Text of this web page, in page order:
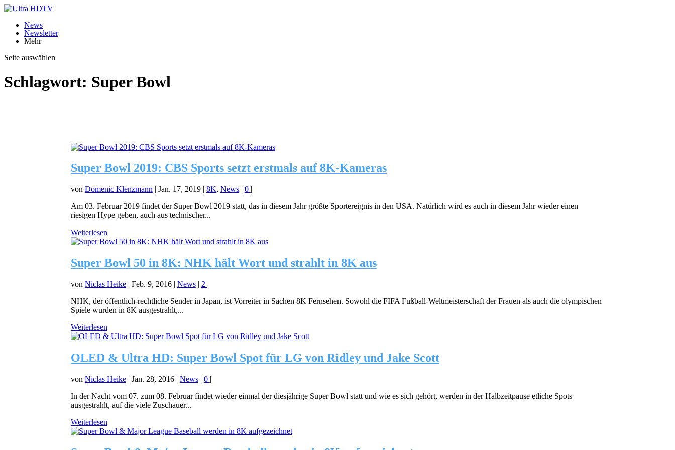
News
Newsletter
Mehr
Seite auswählen
Schlagwort: Super Bowl
Super Bowl 2019: CBS Sports setzt erstmals auf 8K-Kameras
von Domenic Klenzmann | Jan. 17, 2019| 8K, News| 0 |
Am 03. Februar 2019 findet der Super Bowl 2019 statt, das in diesem Jahr größte Sportereignis in den USA. Natürlich wird es auch in diesem Jahr wieder einen
riesigen Hype geben, auch aus technischer...
Weiterlesen
Super Bowl 50 in 8K: NHK hält Wort und strahlt in 8K aus
von Niclas Heike| Feb. 9, 2016| News| 2 |
NHK, der öffentlich-rechtliche Sender in Japan, ist Vorreiter in Sachen 8K Fernsehen. Sowohl die FIFA Fußball-Weltmeisterschaft der Frauen als auch die olympischen
Spiele wurden in 8K ausgestrahlt,...
Weiterlesen
OLED & Ultra HD: Super Bowl Spot für LG von Ridley und Jake Scott
von Niclas Heike| Jan. 28, 2016| News| 0 |
In der Nacht vom 07. zum 08. Februar findet wieder einmal der diesjährige Super Bowl statt und wie es sich gehört, werden in der Halbzeitpause etliche Spots
ausgestrahlt, auf die viele Zuschauer...
Weiterlesen